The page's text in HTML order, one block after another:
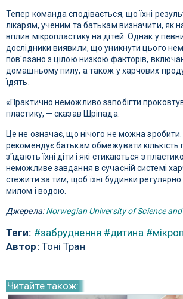
Тепер команда сподівається, що їхні
лікарям, ученим та батькам визначити, як
вплив мікропластику на дітей. Однак у
дослідники виявили, що уникнути цього
пов'язано з цілою низкою факторів,
домашньому пилу, а також у харчових
їдять.
«Практично неможливо запобігти
пластику, — сказав Шріпада.
Це не означає, що нічого не можна
рекомендує батькам обмежувати кількість
з'їдають їхні діти і які стикаються з
неможливе завдання в сучасній системі
стежити за тим, щоб їхні будинки
милом і водою.
Джерела:Norwegian University of Science
Теги: #забруднення #дитина
Автор:Тоні Тран
Читайте також: